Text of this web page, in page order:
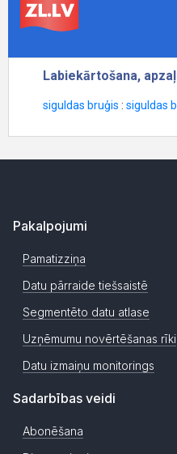
Pakalpojumi
Pamatizziņa
Datu pārraide tiešsaistē
Segmentēto datu atlase
Uzņēmumu novērtēšanas rīki
Datu izmaiņu monitorings
Sadarbības veidi
Abonēšana